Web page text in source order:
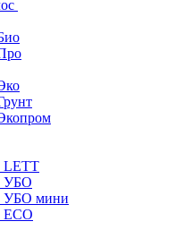
LETT
УБО
УБО мини